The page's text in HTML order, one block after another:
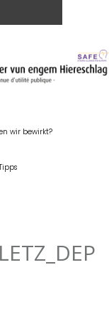
wir bewirkt?